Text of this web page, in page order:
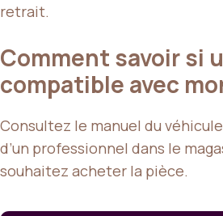
retrait.
Comment savoir si
compatible avec
Consultez le manuel du
d’un professionnel dans le
souhaitez acheter la pièce.